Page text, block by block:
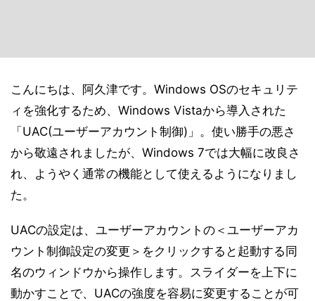
こんにちは、阿久津です。Windows OSのセキュリテ
ィを強化するため、Windows Vistaから導入された
「UAC(ユーザーアカウント制御)」。使い勝手の悪さ
から敬遠されましたが、Windows 7では大幅に改良さ
れ、ようやく通常の機能として使えるようになりまし
た。
UACの設定は、ユーザーアカウントの＜ユーザーアカ
ウント制御設定の変更＞をクリックすると起動する同
名のウィンドウから操作します。スライダーを上下に
動かすことで、UACの強度を容易に変更することが可